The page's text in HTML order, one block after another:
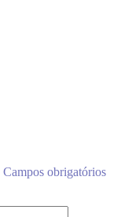
Campos obrigatórios